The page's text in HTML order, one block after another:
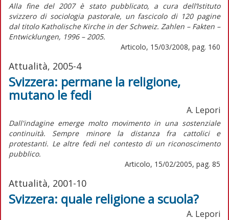
Alla fine del 2007 è stato pubblicato, a cura dell’Istituto
svizzero di sociologia pastorale, un fascicolo di 120 pagine
dal titolo Katholische Kirche in der Schweiz. Zahlen – Fakten –
Entwicklungen, 1996 – 2005.
Articolo, 15/03/2008, pag. 160
Attualità, 2005-4
Svizzera: permane la religione,
mutano le fedi
A. Lepori
Dall'indagine emerge molto movimento in una sostenziale
continuità. Sempre minore la distanza fra cattolici e
protestanti. Le altre fedi nel contesto di un riconoscimento
pubblico.
Articolo, 15/02/2005, pag. 85
Attualità, 2001-10
Svizzera: quale religione a scuola?
A. Lepori